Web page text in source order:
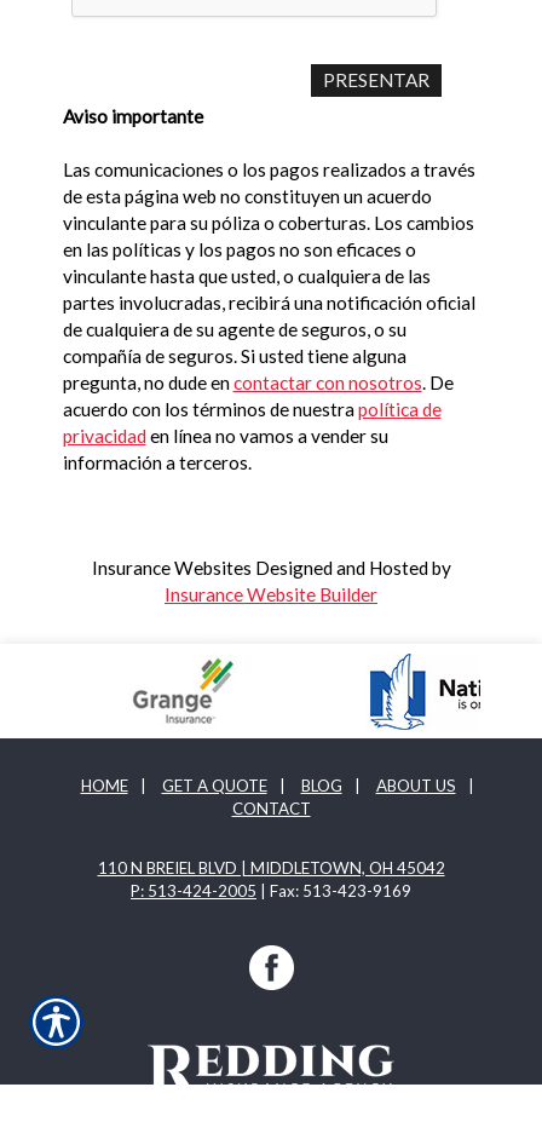
Aviso importante
Las comunicaciones o los pagos realizados a través
de esta página web no constituyen un acuerdo
vinculante para su póliza o coberturas. Los cambios
en las políticas y los pagos no son eficaces o
vinculante hasta que usted, o cualquiera de las
partes involucradas, recibirá una notificación oficial
de cualquiera de su agente de seguros, o su
compañía de seguros. Si usted tiene alguna
pregunta, no dude encontactar con nosotros. De
acuerdo con los términos de nuestrapolítica de
privacidaden línea no vamos a vender su
información a terceros.
Insurance Websites Designed and Hosted by
Insurance Website Builder
HOME GET A QUOTE BLOG ABOUT US
CONTACT
110 N BREIEL BLVD | MIDDLETOWN, OH 45042
P: 513-424-2005 | Fax: 513-423-9169